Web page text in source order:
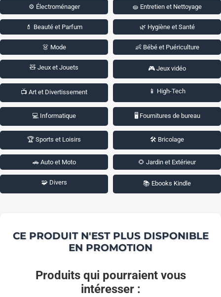
⚙️ Électroménager 🧽 Entretien et Nettoyage
💄 Beauté et Parfum 🌿 Hygiène et Santé
👗 Mode 👶 Bébé et Puériculture
🧸 Jeux et Jouets 🎮 Jeux vidéo
📺 Art et Divertissement 📱 High-Tech
💻 Informatique 🖥️ Fournitures de bureau
🏆 Sports et Loisirs 🛠️ Bricolage
🚗 Auto et Moto 🌻 Jardin et Extérieur
🧩 Divers 📚 Ebooks Kindle
CE PRODUIT N'EST PLUS DISPONIBLE
EN PROMOTION
Produits qui pourraient vous
intéresser :